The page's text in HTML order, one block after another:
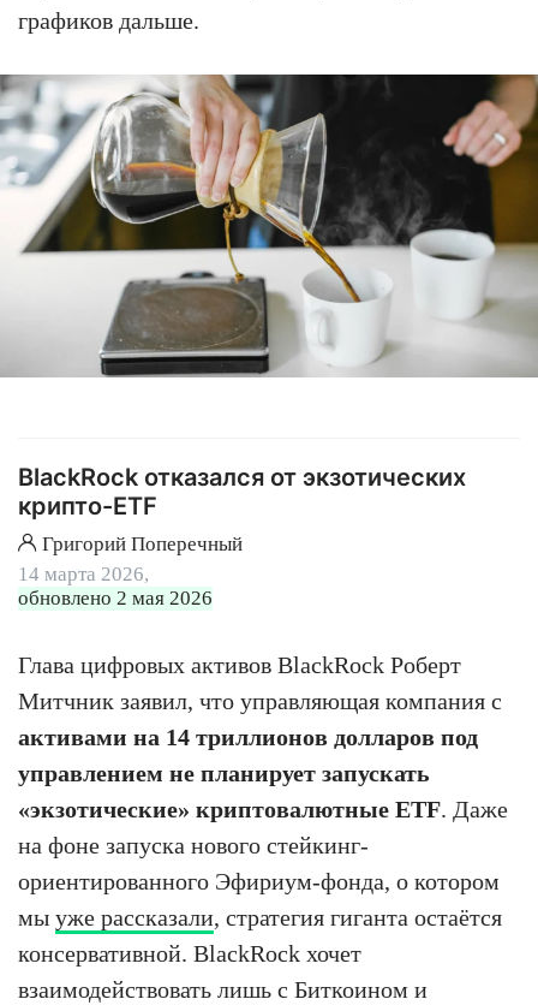
графиков дальше.
BlackRock отказался от экзотических
крипто-ETF
Григорий Поперечный
14 марта 2026,
обновлено 2 мая 2026
Глава цифровых активов BlackRock Роберт
Митчник заявил, что управляющая компания с
активами на 14 триллионов долларов под
управлением не планирует запускать
«экзотические» криптовалютные ETF. Даже
на фоне запуска нового стейкинг-
ориентированного Эфириум-фонда, о котором
мы уже рассказали, стратегия гиганта остаётся
консервативной. BlackRock хочет
взаимодействовать лишь с Биткоином и